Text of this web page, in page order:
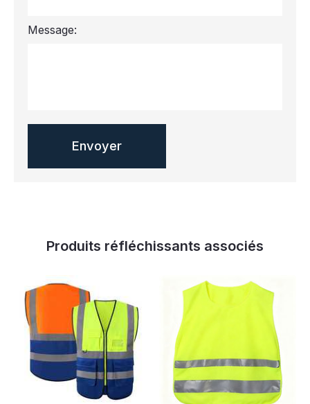
Message:
Produits réfléchissants associés